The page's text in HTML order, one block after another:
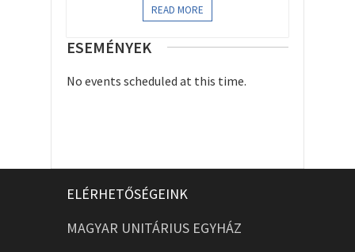
READ MORE
ESEMÉNYEK
No events scheduled at this time.
ELÉRHETŐSÉGEINK
MAGYAR UNITÁRIUS EGYHÁZ